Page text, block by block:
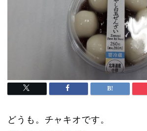
どうも。チャキオです。